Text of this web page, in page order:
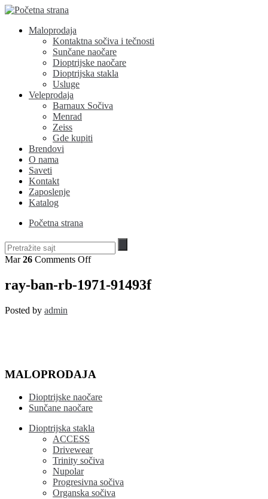
Maloprodaja
Kontaktna sočiva i tečnosti
Sunčane naočare
Dioptrijske naočare
Dioptrijska stakla
Usluge
Veleprodaja
Barnaux Sočiva
Menrad
Zeiss
Gde kupiti
Brendovi
O nama
Saveti
Kontakt
Zaposlenje
Katalog
Početna strana
Mar26 Comments Offon
ban-
rb-
ray-ban-rb-1971-91493f
Posted by admin
MALOPRODAJA
Dioptrijske naočare
Sunčane naočare
Dioptrijska stakla
ACCESS
Drivewear
Trinity sočiva
Nupolar
Progresivna sočiva
Organska sočiva